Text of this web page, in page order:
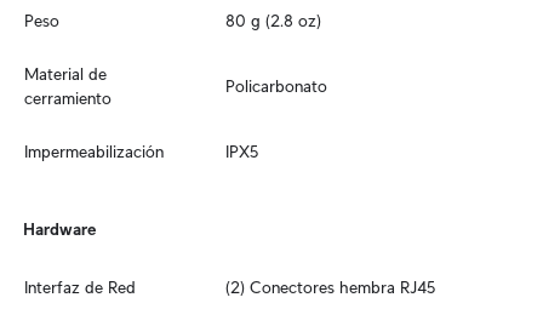
Peso 80 g (2.8 oz)
Material de
cerramiento
Policarbonato
Impermeabilización IPX5
Hardware
Interfaz de Red (2) Conectores hembra RJ45